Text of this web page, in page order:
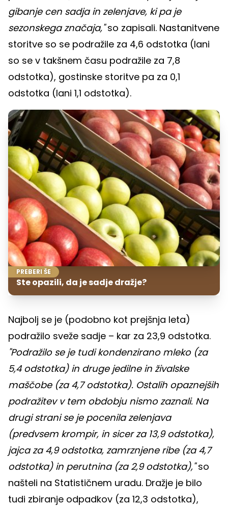
gibanje cen sadja in zelenjave, ki pa je
sezonskega značaja,"so zapisali. Nastanitvene
storitve so se podražile za 4,6 odstotka (lani
so se v takšnem času podražile za 7,8
odstotka), gostinske storitve pa za 0,1
odstotka (lani 1,1 odstotka).
PREBERI ŠE
Ste opazili, da je sadje dražje?
Najbolj se je (podobno kot prejšnja leta)
podražilo sveže sadje – kar za 23,9 odstotka.
"Podražilo se je tudi kondenzirano mleko (za
5,4 odstotka) in druge jedilne in živalske
maščobe (za 4,7 odstotka). Ostalih opaznejših
podražitev v tem obdobju nismo zaznali. Na
drugi strani se je pocenila zelenjava
(predvsem krompir, in sicer za 13,9 odstotka),
jajca za 4,9 odstotka, zamrznjene ribe (za 4,7
odstotka) in perutnina (za 2,9 odstotka),"so
našteli na Statističnem uradu. Dražje je bilo
tudi zbiranje odpadkov (za 12,3 odstotka),